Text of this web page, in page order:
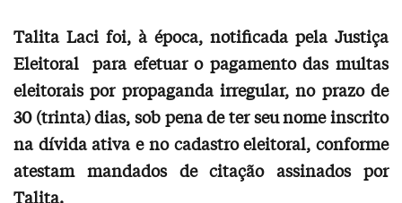
Talita Laci foi, à época, notificada pela Justiça
Eleitoral para efetuar o pagamento das multas
eleitorais por propaganda irregular, no prazo de
30 (trinta) dias, sob pena de ter seu nome inscrito
na dívida ativa e no cadastro eleitoral, conforme
atestam mandados de citação assinados por
Talita.